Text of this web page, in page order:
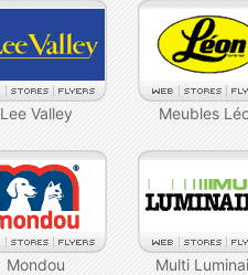
Lee Valley Meubles
Mondou Multi